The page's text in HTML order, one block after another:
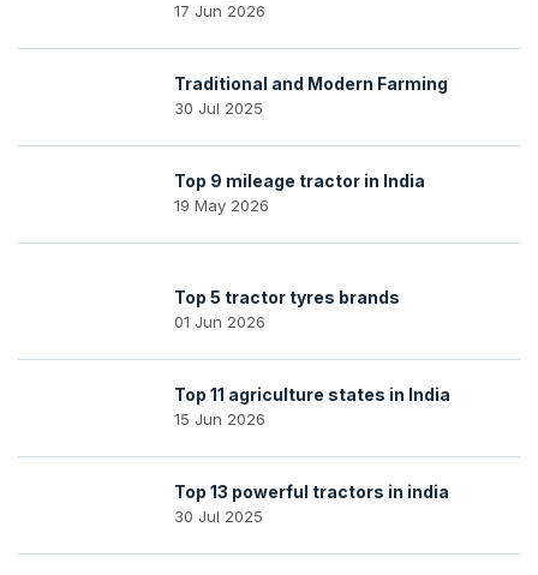
17 Jun 2026
Traditional and Modern Farming
30 Jul 2025
Top 9 mileage tractor in India
19 May 2026
Top 5 tractor tyres brands
01 Jun 2026
Top 11 agriculture states in India
15 Jun 2026
Top 13 powerful tractors in india
30 Jul 2025